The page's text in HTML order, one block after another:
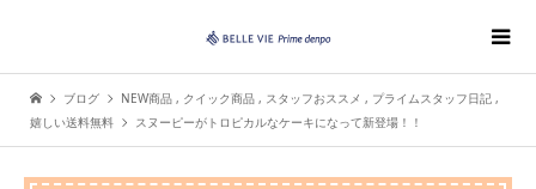
ブログ NEW商品 , クイック商品 , スタッフおススメ , プライムスタッフ日記 ,
嬉しい送料無料
スヌーピーがトロピカルなケーキになって新登場！！